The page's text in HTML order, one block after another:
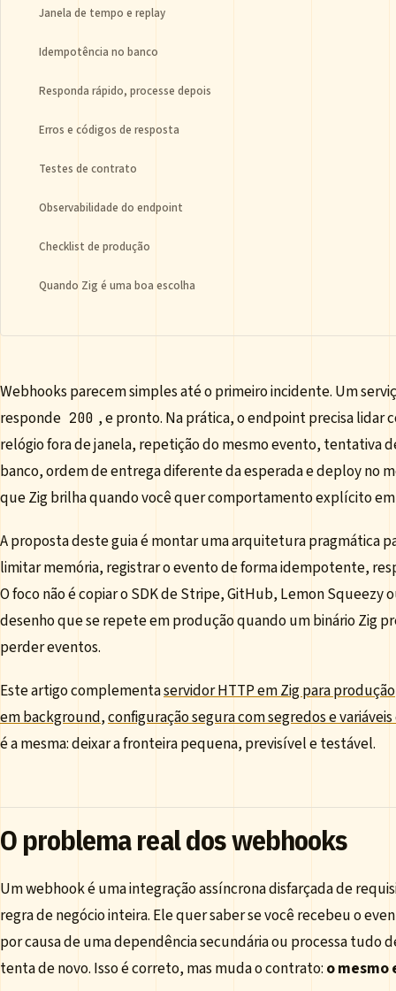
Janela de tempo e replay
Idempotência no banco
Responda rápido, processe depois
Erros e códigos de resposta
Testes de contrato
Observabilidade do endpoint
Checklist de produção
Quando Zig é uma boa escolha
Webhooks parecem simples até o primeiro incidente. Um
responde 200 , e pronto. Na prática, o endpoint precisa lidar
relógio fora de janela, repetição do mesmo evento, tentativa
banco, ordem de entrega diferente da esperada e deploy no
que Zig brilha quando você quer comportamento explícito
A proposta deste guia é montar uma arquitetura pragmática
limitar memória, registrar o evento de forma idempotente,
O foco não é copiar o SDK de Stripe, GitHub, Lemon
desenho que se repete em produção quando um binário Zig
perder eventos.
Este artigo complementaservidor HTTP em Zig para produção
em background,configuração segura com segredos e
é a mesma: deixar a fronteira pequena, previsível e testável.
O problema real dos webhooks
Um webhook é uma integração assíncrona disfarçada de
regra de negócio inteira. Ele quer saber se você recebeu o
por causa de uma dependência secundária ou processa
tenta de novo. Isso é correto, mas muda o contrato: o mesmo